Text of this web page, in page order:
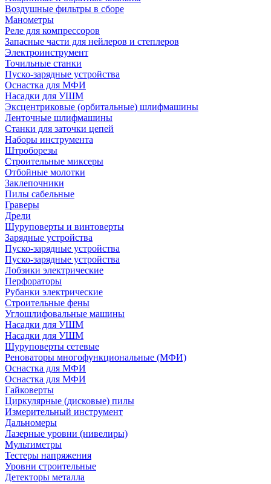
Воздушные фильтры в сборе
Манометры
Реле для компрессоров
Запасные части для нейлеров и степлеров
Электроинструмент
Точильные станки
Пуско-зарядные устройства
Оснастка для МФИ
Насадки для УШМ
Эксцентриковые (орбитальные) шлифмашины
Ленточные шлифмашины
Станки для заточки цепей
Наборы инструмента
Штроборезы
Строительные миксеры
Отбойные молотки
Заклепочники
Пилы сабельные
Граверы
Дрели
Шуруповерты и винтоверты
Зарядные устройства
Пуско-зарядные устройства
Пуско-зарядные устройства
Лобзики электрические
Перфораторы
Рубанки электрические
Строительные фены
Углошлифовальные машины
Насадки для УШМ
Насадки для УШМ
Шуруповерты сетевые
Реноваторы многофункциональные (МФИ)
Оснастка для МФИ
Оснастка для МФИ
Гайковерты
Циркулярные (дисковые) пилы
Измерительный инструмент
Дальномеры
Лазерные уровни (нивелиры)
Мультиметры
Тестеры напряжения
Уровни строительные
Детекторы металла